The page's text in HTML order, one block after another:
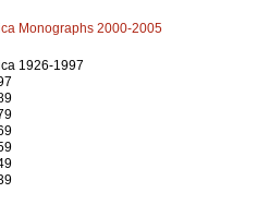
Monographs 2000-2005
1926-1997